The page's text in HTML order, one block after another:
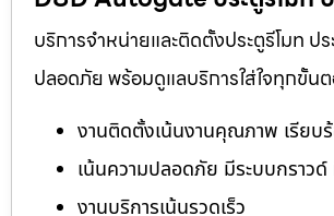
บริการจำหน่ายและติดตั้งประตูรีโมท
ปลอดภัย พร้อมดูแลบริการใส่ใจทุกขั้น
งานติดตั้งเน้นงานคุณภาพ เรียบ
เน้นความปลอดภัย มีระบบกราวด์
งานบริการเน้นรวดเร็ว